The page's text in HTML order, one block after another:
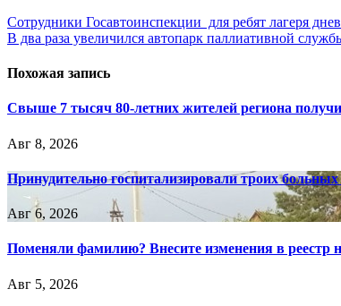
Навигация
по
записям
Сотрудники Госавтоинспекции для ребят лагеря
В два раза увеличился автопарк паллиативной
Похожая запись
Свыше 7 тысяч 80-летних жителей региона
Авг 8, 2026
Принудительно госпитализировали троих больных
Авг 6, 2026
Поменяли фамилию? Внесите изменения в реестр
Авг 5, 2026